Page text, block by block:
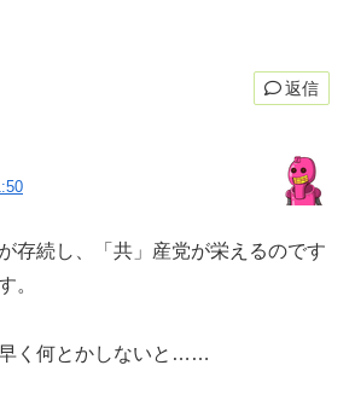
返信
存続し、「共」産党が栄えるのです
。
く何とかしないと……